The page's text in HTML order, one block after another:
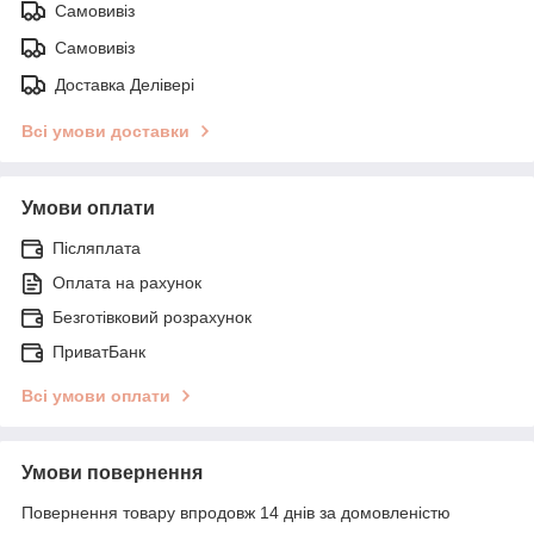
Самовивіз
Самовивіз
Доставка Делівері
Всі умови доставки
Умови оплати
Післяплата
Оплата на рахунок
Безготівковий розрахунок
ПриватБанк
Всі умови оплати
Умови повернення
Повернення товару впродовж 14 днів за домовленістю